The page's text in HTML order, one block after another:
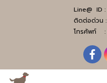
Line@ ID :
ติดต่อด่วน :
โทรศัพท์ :